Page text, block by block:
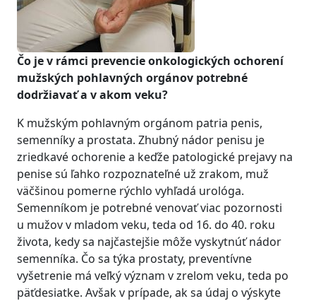
Čo je v rámci prevencie onkologických ochorení
mužských pohlavných orgánov potrebné
dodržiavať a v akom veku?
K mužským pohlavným orgánom patria penis,
semenníky a prostata. Zhubný nádor penisu je
zriedkavé ochorenie a keďže patologické prejavy na
penise sú ľahko rozpoznateľné už zrakom, muž
väčšinou pomerne rýchlo vyhľadá urológa.
Semenníkom je potrebné venovať viac pozornosti
u mužov v mladom veku, teda od 16. do 40. roku
života, kedy sa najčastejšie môže vyskytnúť nádor
semenníka. Čo sa týka prostaty, preventívne
vyšetrenie má veľký význam v zrelom veku, teda po
päťdesiatke. Avšak v prípade, ak sa údaj o výskyte